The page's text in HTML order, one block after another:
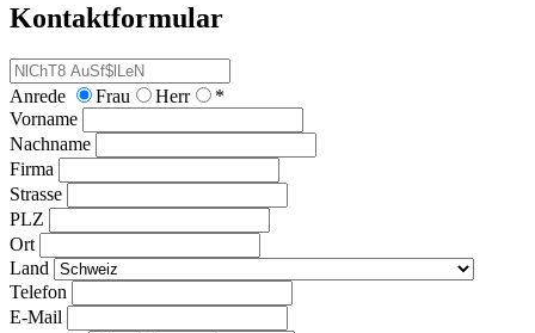
Kontaktformular
Anrede Frau Herr
*
Vorname
Nachname
Firma
Strasse
PLZ
Ort
Land
Telefon
E-Mail